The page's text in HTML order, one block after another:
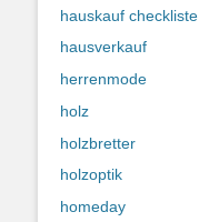
hauskauf checkliste
hausverkauf
herrenmode
holz
holzbretter
holzoptik
homeday